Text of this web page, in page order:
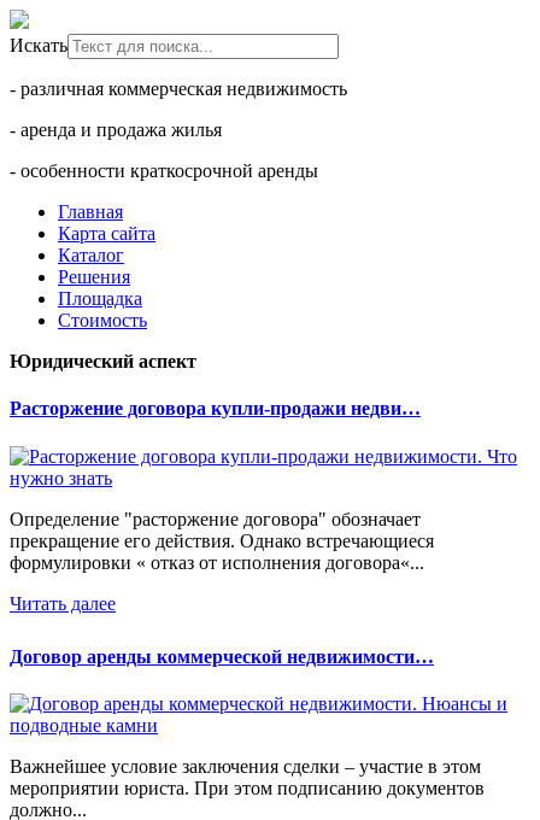
Искать
- различная коммерческая недвижимость
- аренда и продажа жилья
- особенности краткосрочной аренды
Главная
Карта сайта
Каталог
Решения
Площадка
Стоимость
Юридический аспект
Расторжение договора купли-продажи недви…
Определение "расторжение договора" обозначает
прекращение его действия. Однако встречающиеся
формулировки « отказ от исполнения договора«...
Читать далее
Договор аренды коммерческой недвижимости…
Важнейшее условие заключения сделки – участие в этом
мероприятии юриста. При этом подписанию документов
должно...